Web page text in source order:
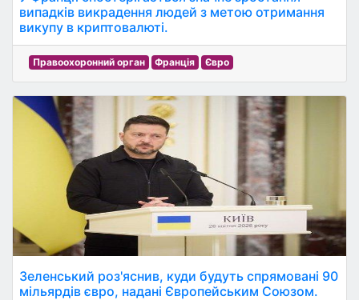
випадків викрадення людей з метою отримання
викупу в криптовалюті.
Правоохоронний орган Франція Євро
Зеленський роз'яснив, куди будуть спрямовані 90
мільярдів євро, надані Європейським Союзом.